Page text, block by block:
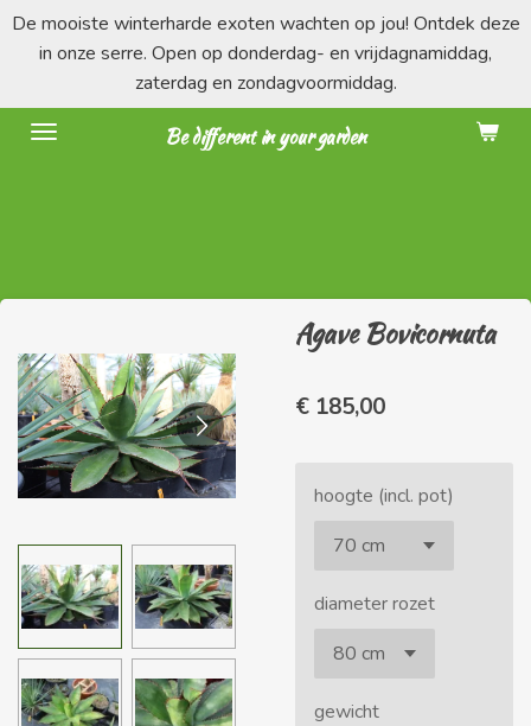
Ga
direct
de
hoofdinhoud
Be different in your garden
De mooiste winterharde exoten wachten op jou! Ontdek deze
in onze serre. Open op donderdag- en vrijdagnamiddag,
zaterdag en zondagvoormiddag.
Agave Bovicornuta
€ 185,00
hoogte (incl. pot)
diameter rozet
gewicht